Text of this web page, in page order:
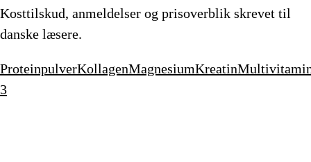
Kosttilskud, anmeldelser og prisoverblik skrevet til
danske læsere.
ProteinpulverKollagenMagnesiumKreatin
3